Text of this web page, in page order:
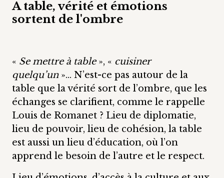
A table, vérité et émotions
sortent de l'ombre
« Se mettre à table», « cuisiner
quelqu’un»… N’est-ce pas autour de la
table que la vérité sort de l’ombre, que les
échanges se clarifient, comme le rappelle
Louis de Romanet ? Lieu de diplomatie,
lieu de pouvoir, lieu de cohésion, la table
est aussi un lieu d’éducation, où l’on
apprend le besoin de l’autre et le respect.